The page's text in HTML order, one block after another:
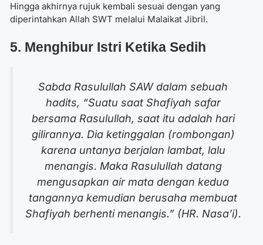
Hingga akhirnya rujuk kembali sesuai dengan yang
diperintahkan Allah SWT melalui Malaikat Jibril.
5. Menghibur Istri Ketika Sedih
Sabda Rasulullah SAW dalam sebuah
hadits, “Suatu saat Shafiyah safar
bersama Rasulullah, saat itu adalah hari
gilirannya. Dia ketinggalan (rombongan)
karena untanya berjalan lambat, lalu
menangis. Maka Rasulullah datang
mengusapkan air mata dengan kedua
tangannya kemudian berusaha membuat
Shafiyah berhenti menangis.” (HR. Nasa’i).